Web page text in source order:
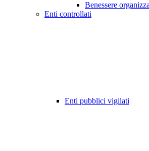
Benessere
Enti controllati
Enti pubblici vigilati